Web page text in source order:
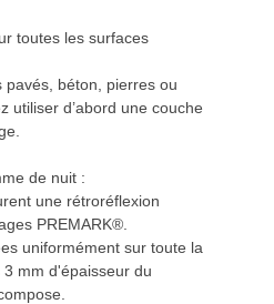
toutes les surfaces
pavés, béton, pierres ou
utiliser d’abord une couche
de nuit :
une rétroréflexion
PREMARK®.
uniformément sur toute la
mm d'épaisseur du